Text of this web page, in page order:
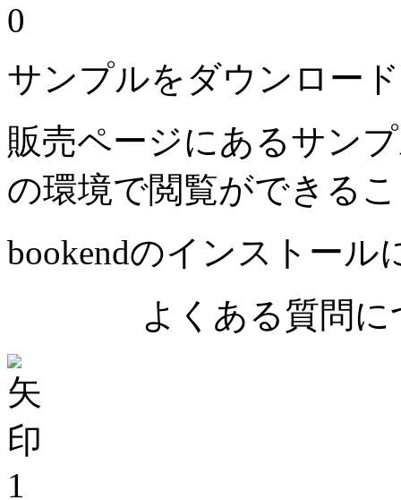
0
サンプルをダウンロー
販売ページにあるサン
の環境で閲覧ができる
bookendのインストール
よくある質問に
1